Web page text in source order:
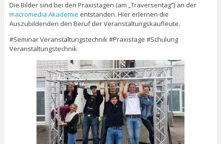
Die Bilder sind bei den Praxistagen (am „Traversentag“) an der
macromedia Akademie entstanden. Hier erlernen die
Auszubildenden den Beruf der Veranstaltungskaufleute.
#Seminar Veranstaltungstechnik #Praxistage #Schulung
Veranstaltungstechnik